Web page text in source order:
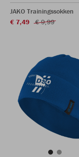
JAKO Trainingssokken
€ 7,49
€ 9,99